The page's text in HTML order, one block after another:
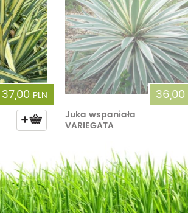
37,00 PLN
36,00
Juka wspaniała
VARIEGATA